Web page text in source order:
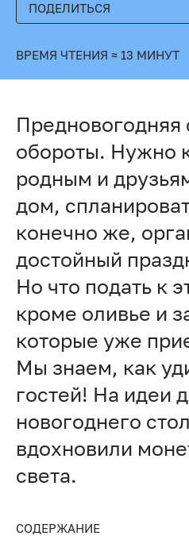
ПОДЕЛИТЬСЯ
ВРЕМЯ ЧТЕНИЯ ≈ 13 МИНУТ
Предновогодняя
обороты. Нужно
родным и
дом,
конечно же,
достойный
Но что подать к
кроме оливье и
которые уже
Мы знаем, как
гостей! На идеи
новогоднего
вдохновили
света.
СОДЕРЖАНИЕ